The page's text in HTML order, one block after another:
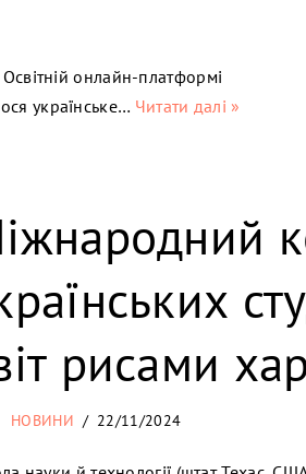
онлайн-платформі
українське… Читати далі »
рисами
НОВИНИ 22/11/2024